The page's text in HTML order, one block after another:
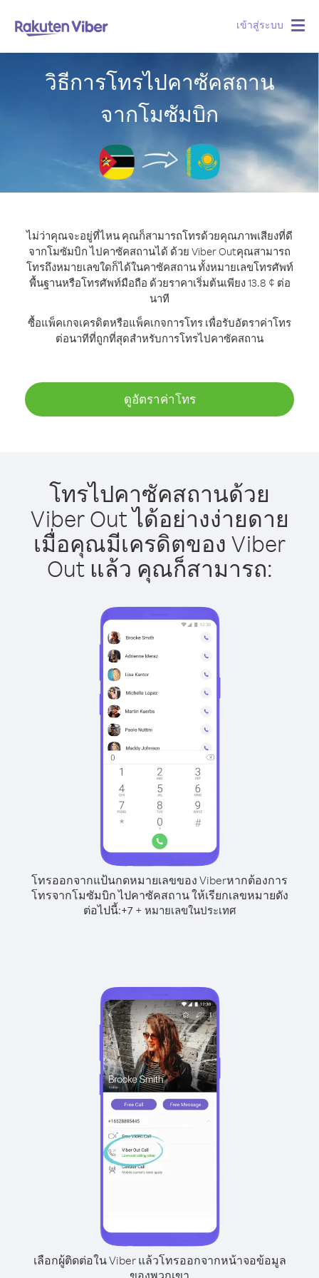
เข้าสู่ระบบ
วิธีการโทรไปคาซัคสถาน
จากโมซัมบิก
ไม่ว่าคุณจะอยู่ที่ไหน คุณก็สามารถโทรด้วยคุณภาพเสียงที่ดี
จากโมซัมบิก ไปคาซัคสถานได้ ด้วย Viber Outคุณสามารถ
โทรถึงหมายเลขใดก็ได้ในคาซัคสถาน ทั้งหมายเลขโทรศัพท์
พื้นฐานหรือโทรศัพท์มือถือ ด้วยราคาเริ่มต้นเพียง 13.8 ¢ ต่อ
นาที
ซื้อแพ็คเกจเครดิตหรือแพ็คเกจการโทร เพื่อรับอัตราค่าโทร
ต่อนาทีที่ถูกที่สุดสำหรับการโทรไปคาซัคสถาน
ดูอัตราค่าโทร
โทรไปคาซัคสถานด้วย
Viber Out ได้อย่างง่ายดาย
เมื่อคุณมีเครดิตของ Viber
Out แล้ว คุณก็สามารถ:
โทรออกจากแป้นกดหมายเลขของ Viberหากต้องการ
โทรจากโมซัมบิก ไปคาซัคสถาน ให้เรียกเลขหมายดัง
ต่อไปนี้:+7+ หมายเลขในประเทศ
เลือกผู้ติดต่อใน Viber แล้วโทรออกจากหน้าจอข้อมูล
ของพวกเขา